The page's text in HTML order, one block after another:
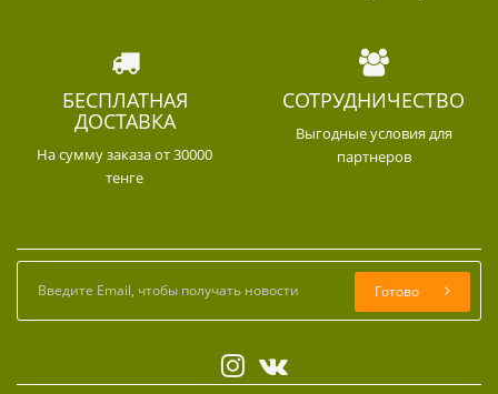
БЕСПЛАТНАЯ
ДОСТАВКА
На сумму заказа от 30000
тенге
СОТРУДНИЧЕСТВО
Выгодные условия для
партнеров
Готово